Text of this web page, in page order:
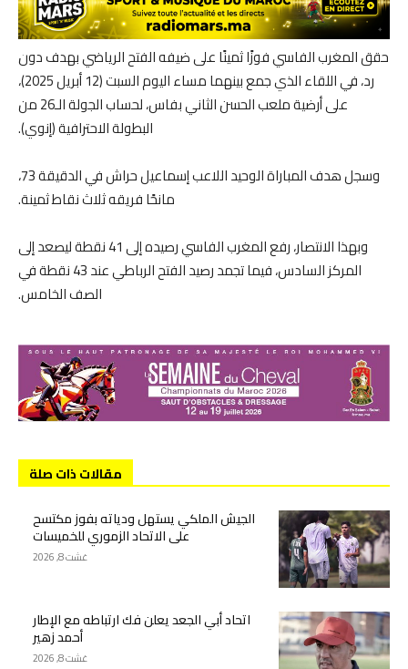
حقق المغرب الفاسي فوزًا ثمينًا على ضيفه الفتح الرياضي بهدف دون
رد، في اللقاء الذي جمع بينهما مساء اليوم السبت (12 أبريل 2025)،
على أرضية ملعب الحسن الثاني بفاس، لحساب الجولة الـ26 من
البطولة الاحترافية (إنوي).
وسجل هدف المباراة الوحيد اللاعب إسماعيل حراش في الدقيقة 73،
مانحًا فريقه ثلاث نقاط ثمينة.
وبهذا الانتصار، رفع المغرب الفاسي رصيده إلى 41 نقطة ليصعد إلى
المركز السادس، فيما تجمد رصيد الفتح الرباطي عند 43 نقطة في
الصف الخامس.
مقالات ذات صلة
الجيش الملكي يستهل ودياته بفوز مكتسح
على الاتحاد الزموري للخميسات
غشت 8, 2026
اتحاد أبي الجعد يعلن فك ارتباطه مع الإطار
أحمد زهير
غشت 8, 2026